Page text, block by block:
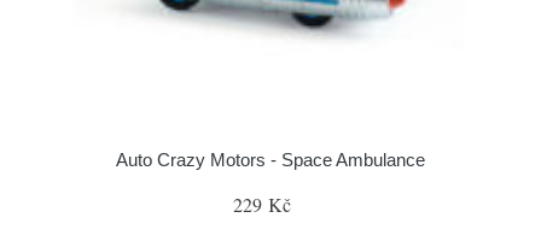
Auto Crazy Motors - Space Ambulance
229 Kč